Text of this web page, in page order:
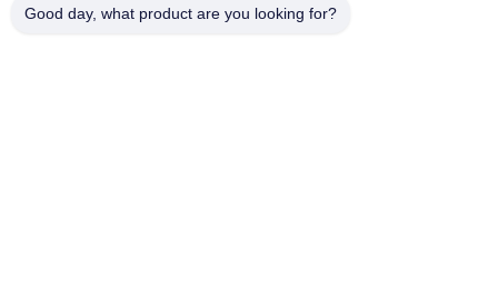
Cina Kualitas Baik Layanan Pemesinan CNC Kustom Pemasok.
Good day, what product are you looking for?